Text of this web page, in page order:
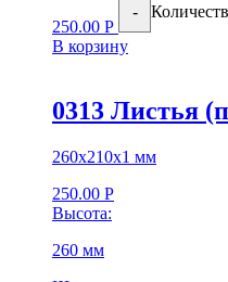
250.00 Р
-
В корзину
0313 Листья
260х210х1 мм
250.00 Р
Высота:
260 мм